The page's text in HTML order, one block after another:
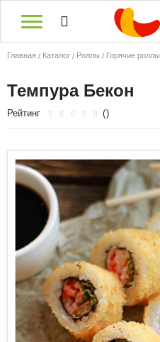
Главная Каталог Роллы Горячие роллы
Темпура Бекон
Рейтинг ()